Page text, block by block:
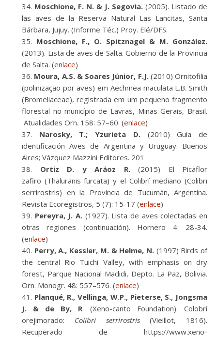
Moschione, F. N. & J. Segovia. (2005). Listado de
las aves de la Reserva Natural Las Lancitas, Santa
Bárbara, Jujuy. (Informe Téc.) Proy. Elé/DFS.
Moschione, F., O. Spitznagel & M. González.
(2013). Lista de aves de Salta. Gobierno de la Provincia
de Salta. (enlace)
Moura, A.S. & Soares Júnior, F.J.(2010) Ornitofilia
(polinização por aves) em Aechmea maculata L.B. Smith
(Bromeliaceae), registrada em um pequeno fragmento
florestal no município de Lavras, Minas Gerais, Brasil.
Atualidades Orn. 158: 57–60. (enlace)
Narosky, T.; Yzurieta D.(2010) Guía de
identificación Aves de Argentina y Uruguay. Buenos
Aires; Vázquez Mazzini Editores. 201
Ortiz D. y Aráoz R.(2015) El Picaflor
zafiro (Thaluranis furcata) y el Colibrí mediano (Colibri
serrirostris) en la Provincia de Tucumán, Argentina.
Revista Ecoregistros, 5 (7): 15-17 (enlace)
Pereyra, J. A. (1927). Lista de aves colectadas en
otras regiones (continuación). Hornero 4: 28-34.
(enlace)
Perry, A., Kessler, M. & Helme, N.(1997) Birds of
the central Rio Tuichi Valley, with emphasis on dry
forest, Parque Nacional Madidi, Depto. La Paz, Bolivia.
Orn. Monogr. 48: 557–576. (enlace)
Planqué, R., Vellinga, W.P., Pieterse, S., Jongsma
J. & de By, R. (Xeno-canto Foundation). Colobrí
orejimorado: Colibri serrirostris(Vieillot, 1816).
Recuperado de https://www.xeno-